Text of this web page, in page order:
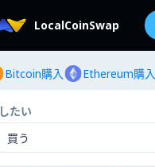
LocalCoinSwap
Bitcoin購入 Ethereum購入
したい
買う